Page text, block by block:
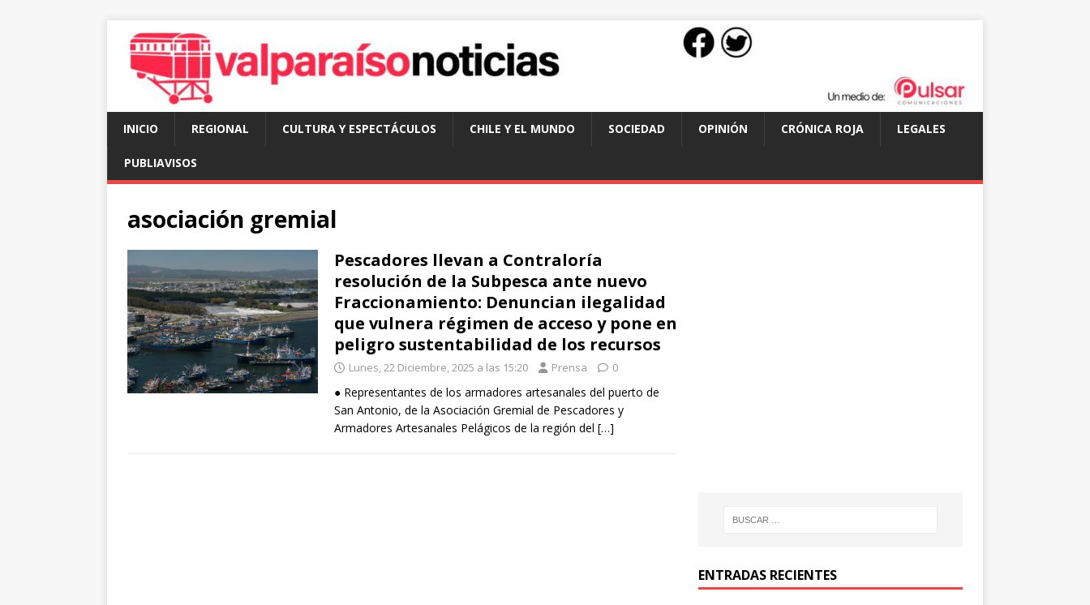
INICIO REGIONAL CULTURA Y ESPECTÁCULOS CHILE Y EL MUNDO SOCIEDAD OPINIÓN CRÓNICA ROJA LEGALES
PUBLIAVISOS
asociación gremial
Pescadores llevan a Contraloría
resolución de la Subpesca ante nuevo
Fraccionamiento: Denuncian ilegalidad
que vulnera régimen de acceso y pone en
peligro sustentabilidad de los recursos
Lunes, 22 Diciembre, 2025 a las 15:20 Prensa 0
● Representantes de los armadores artesanales del puerto de
San Antonio, de la Asociación Gremial de Pescadores y
Armadores Artesanales Pelágicos de la región del […]
ENTRADAS RECIENTES